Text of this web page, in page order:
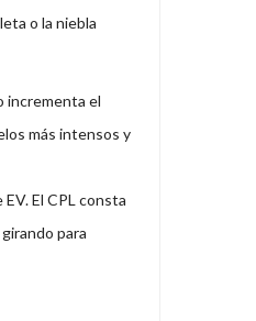
o la niebla
incrementa el
más intensos y
El CPL consta
para